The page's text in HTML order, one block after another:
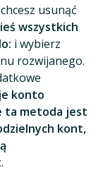
usunąć
wszystkich
i wybierz
rozwijanego.
konto
ta metoda jest
kont,
.